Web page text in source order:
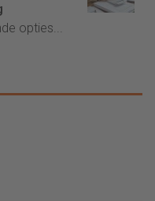
opties...